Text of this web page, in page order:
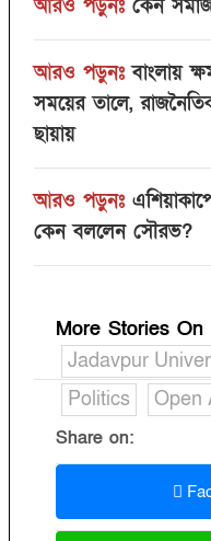
আরও পড়ুনঃ কেন‌
আরও পড়ুনঃ বাংলায়
সময়ের তালে,
ছায়ায়
আরও পড়ুনঃ
কেন বললেন সৌরভ?
More Stories On
Jadavpur
Politics
Open
Share on: